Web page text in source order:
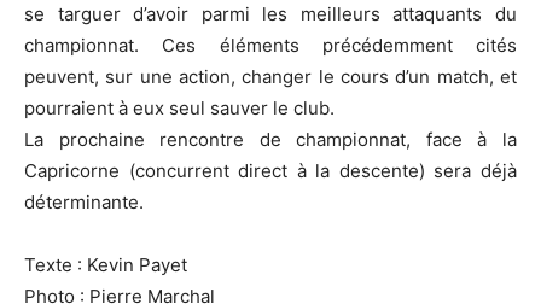
se targuer d’avoir parmi les meilleurs attaquants du
championnat. Ces éléments précédemment cités
peuvent, sur une action, changer le cours d’un match, et
pourraient à eux seul sauver le club.
La prochaine rencontre de championnat, face à la
Capricorne (concurrent direct à la descente) sera déjà
déterminante.
Texte : Kevin Payet
Photo : Pierre Marchal